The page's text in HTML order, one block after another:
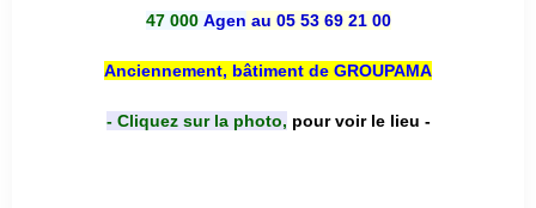
47 000 Agen au 05 53 69 21 00
Anciennement, bâtiment de GROUPAMA
- Cliquez sur la photo, pour voir le lieu -